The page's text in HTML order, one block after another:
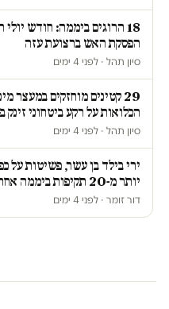
18 הרוגים ביממה: חודש
הפסקת האש ברצועת עזה
סיון תהל · לפני 4 ימים
29 קטינים מוחזקים במעצר
הכלואות על רקע ביטחוני זינק ב-67
סיון תהל · לפני 4 ימים
ירי בילד בן עשר, פשיטות על
יותר מ-20 תקיפות ביממה אחת בגדה
דור זומר · לפני 4 ימים